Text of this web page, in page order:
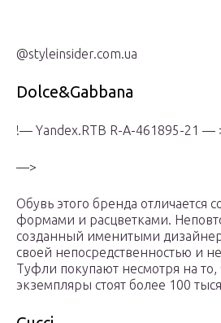
@styleinsider.com.ua
Dolce&Gabbana
!— Yandex.RTB R-A-461895-21 —
—>
Обувь этого бренда отличается
формами и расцветками.
созданный именитыми
своей непосредственностью и
Туфли покупают несмотря на то,
экземпляры стоят более 100